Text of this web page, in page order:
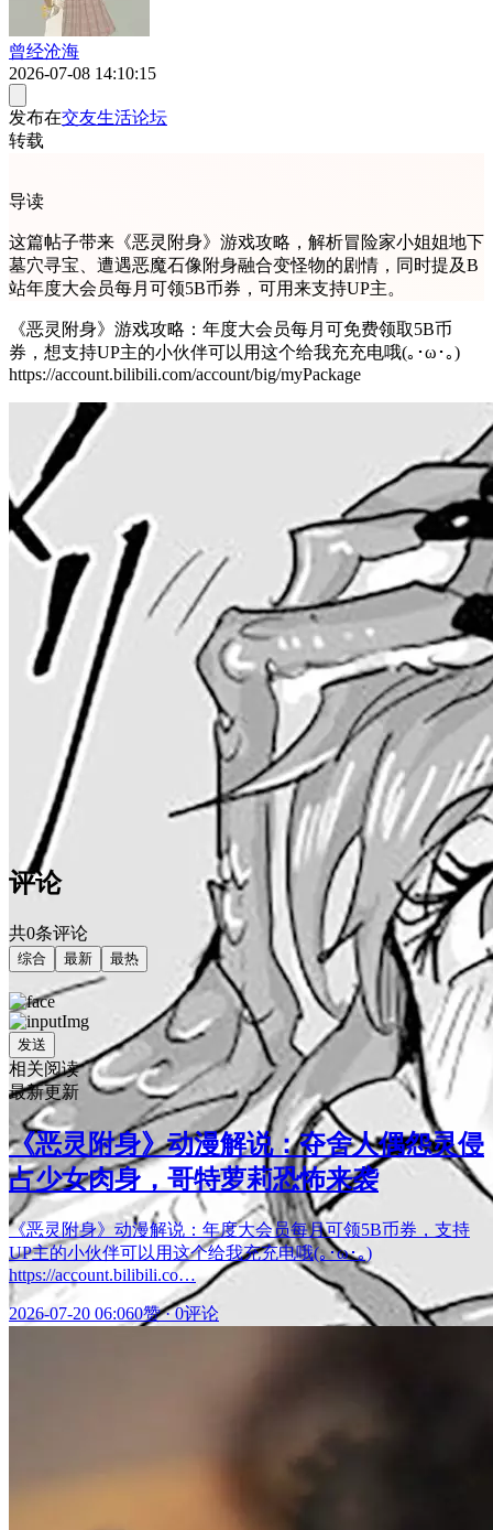
曾经沧海
2026-07-08 14:10:15
发布在交友生活论坛
转载
导读
这篇帖子带来《恶灵附身》游戏攻略，解析冒险家小姐姐地下
墓穴寻宝、遭遇恶魔石像附身融合变怪物的剧情，同时提及B
站年度大会员每月可领5B币券，可用来支持UP主。
《恶灵附身》游戏攻略：年度大会员每月可免费领取5B币
券，想支持UP主的小伙伴可以用这个给我充充电哦(｡･ω･｡)
https://account.bilibili.com/account/big/myPackage
评论
共0条评论
综合 最新 最热
发送
相关阅读
最新更新
《恶灵附身》动漫解说：夺舍人偶怨灵侵
占少女肉身，哥特萝莉恐怖来袭
《恶灵附身》动漫解说：年度大会员每月可领5B币券，支持
UP主的小伙伴可以用这个给我充充电哦(｡･ω･｡)
https://account.bilibili.co…
2026-07-20 06:060赞·0评论